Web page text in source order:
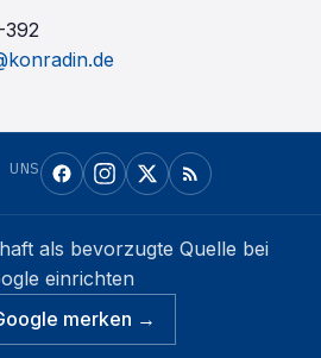
392
als bevorzugte Quelle bei
einrichten
merken →